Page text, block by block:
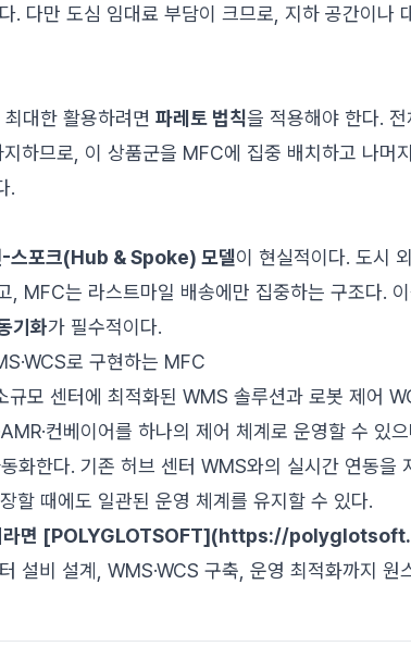
. 다만 도심 임대료 부담이 크므로, 지하 공간이나
대한 활용하려면 파레토 법칙을 적용해야 한다.
하므로, 이 상품군을 MFC에 집중 배치하고 나머
.
스포크(Hub & Spoke) 모델이 현실적이다. 도시
, MFC는 라스트마일 배송에만 집중하는 구조다.
기화가 필수적이다.
로 구현하는 MFC
규모 센터에 최적화된 WMS 솔루션과 로봇 제어
컨베이어를 하나의 제어 체계로 운영할 수 있
화한다. 기존 허브 센터 WMS와의 실시간 연동을
할 때에도 일관된 운영 체계를 유지할 수 있다.
이라면 [POLYGLOTSOFT](https://
설비 설계, WMS·WCS 구축, 운영 최적화까지 원